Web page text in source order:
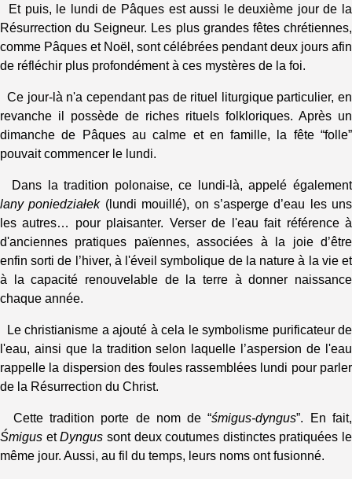
Et puis, le lundi de Pâques est aussi le deuxième jour de la
Résurrection du Seigneur. Les plus grandes fêtes chrétiennes,
comme Pâques et Noël, sont célébrées pendant deux jours afin
de réfléchir plus profondément à ces mystères de la foi.
Ce jour-là n'a cependant pas de rituel liturgique particulier, en
revanche il possède de riches rituels folkloriques. Après un
dimanche de Pâques au calme et en famille, la fête “folle”
pouvait commencer le lundi.
Dans la tradition polonaise, ce lundi-là, appelé également
lany poniedziałek(lundi mouillé), on s’asperge d’eau les uns
les autres… pour plaisanter. Verser de l'eau fait référence à
d'anciennes pratiques païennes, associées à la joie d’être
enfin sorti de l’hiver, à l'éveil symbolique de la nature à la vie et
à la capacité renouvelable de la terre à donner naissance
chaque année.
Le christianisme a ajouté à cela le symbolisme purificateur de
l'eau, ainsi que la tradition selon laquelle l’aspersion de l'eau
rappelle la dispersion des foules rassemblées lundi pour parler
de la Résurrection du Christ.
Cette tradition porte de nom de “śmigus-dyngus”. En fait,
Śmigus etDyngus sont deux coutumes distinctes pratiquées le
même jour. Aussi, au fil du temps, leurs noms ont fusionné.